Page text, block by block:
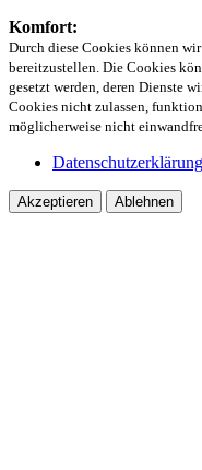
Komfort:
Durch diese Cookies können
bereitzustellen. Die Cookies
gesetzt werden, deren Dienste
Cookies nicht zulassen,
möglicherweise nicht
Datenschutzerklärung
Akzeptieren Ablehnen